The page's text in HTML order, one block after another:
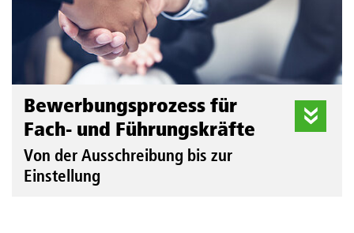
Bewerbungsprozess für
Fach- und Führungskräfte
Von der Ausschreibung bis zur
Einstellung